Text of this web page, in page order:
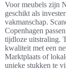
Voor meubels zijn
geschikt als
vakmanschap.
Copenhagen
tijdloze uitstraling.
kwaliteit met een
Marktplaats of
unieke stukken te